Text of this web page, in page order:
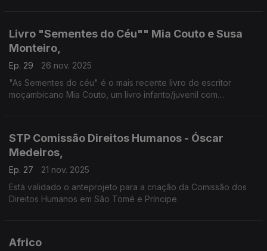
Livro "Sementes do Céu"" Mia Couto e Susa
Monteiro,
Ep. 29
26 nov. 2025
"As Sementes do céu" é o mais recente livro do escritor
moçambicano Mia Couto, um livro infanto/juvenil com
STP Comissão Direitos Humanos - Óscar
Medeiros,
Ep. 27
21 nov. 2025
Está validado o anteprojeto para a criação da Comissão dos
Direitos Humanos em São Tomé e Príncipe.
Africo